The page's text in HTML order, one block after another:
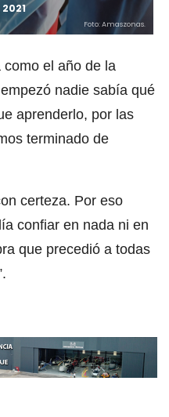
2021
Foto: Amaszonas.
el año de la
nadie sabía qué
aprenderlo, por las
terminado de
certeza. Por eso
confiar en nada ni en
que precedió a todas